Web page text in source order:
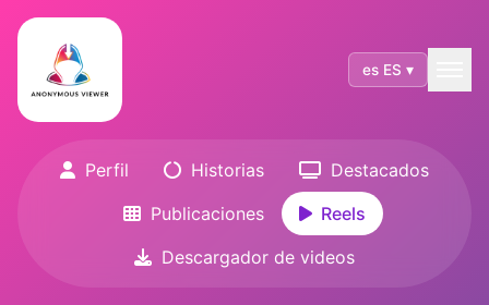
es ES ▾
Perfil Historias
Destacados
Publicaciones
Reels
Descargador de videos